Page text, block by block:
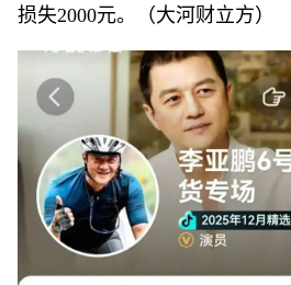
损失2000元。（大河财立方）